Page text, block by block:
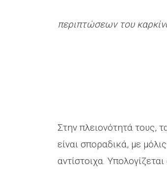
περιπτώσεων του
Στην πλειονότητά τους,
είναι σποραδικά, με
αντίστοιχα.